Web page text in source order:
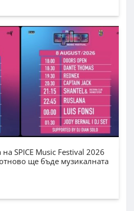
SPICE Music Festival 2026
отново ще бъде музикалната